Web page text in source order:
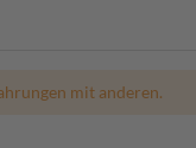
mit anderen.